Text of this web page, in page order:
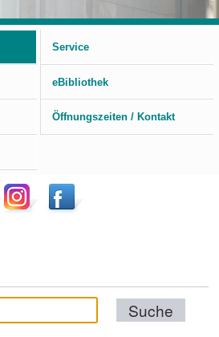
Service
eBibliothek
Öffnungszeiten / Kontakt